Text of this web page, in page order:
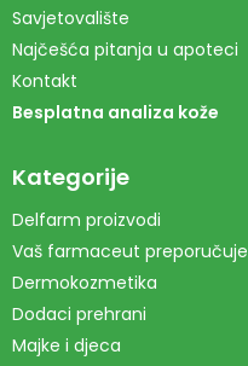
Savjetovalište
Najčešća pitanja u apoteci
Kontakt
Besplatna analiza kože
Kategorije
Delfarm proizvodi
Vaš farmaceut preporučuje
Dermokozmetika
Dodaci prehrani
Majke i djeca